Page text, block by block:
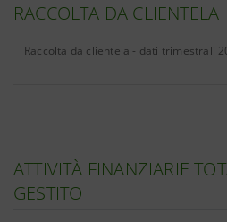
RACCOLTA DA CLIENTELA
Raccolta da clientela - dati trimestrali
ATTIVITÀ FINANZIARIE
GESTITO